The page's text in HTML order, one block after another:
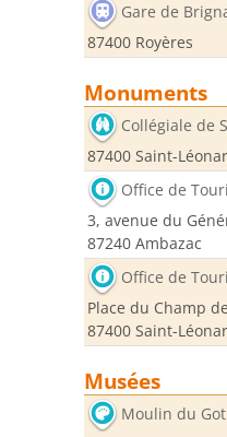
Gare de
87400 Royères
Monuments
Collégiale de
87400 Saint-
Office de
3, avenue du
87240 Ambazac
Office de
Place du Champ
87400 Saint-
Musées
Moulin du Got